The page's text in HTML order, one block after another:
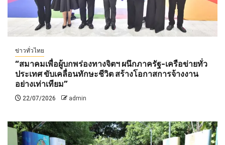
ข่าวทั่วไทย
“สมาคมเพื่อผู้บกพร่องทางจิตฯ ผนึกภาครัฐ-เครือข่ายทั่ว
ประเทศ ขับเคลื่อนทักษะชีวิต สร้างโอกาสการจ้างงาน
อย่างเท่าเทียม”
22/07/2026 admin